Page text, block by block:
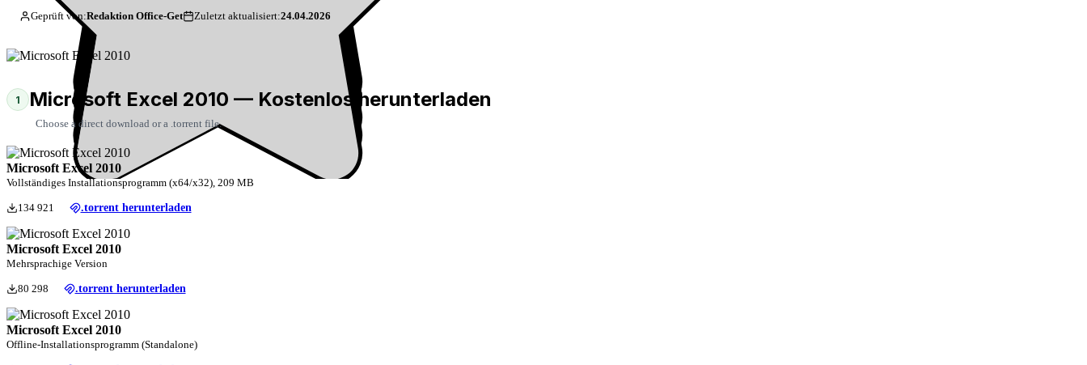
Geprüft von:Redaktion Office-Get Zuletzt aktualisiert:24.04.2026
1 Microsoft Excel 2010 — Kostenlos herunterladen
Choose a direct download or a .torrent file.
Microsoft Excel 2010
Vollständiges Installationsprogramm (x64/x32), 209 MB
134 921 .torrent herunterladen
Microsoft Excel 2010
Mehrsprachige Version
80 298 .torrent herunterladen
Microsoft Excel 2010
Offline-Installationsprogramm (Standalone)